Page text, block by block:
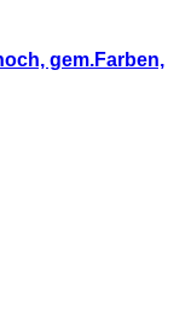
gem.Farben,